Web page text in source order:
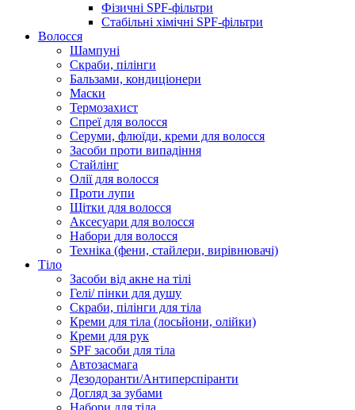
Фізичні SPF-фільтри
Стабільні хімічні SPF-фільтри
Волосся
Шампуні
Скраби, пілінги
Бальзами, кондиціонери
Маски
Термозахист
Спреї для волосся
Серуми, флюїди, креми для волосся
Засоби проти випадіння
Стайлінг
Олії для волосся
Проти лупи
Щітки для волосся
Аксесуари для волосся
Набори для волосся
Техніка (фени, стайлери, вирівнювачі)
Тіло
Засоби від акне на тілі
Гелі/ пінки для душу
Скраби, пілінги для тіла
Креми для тіла (лосьйони, олійки)
Креми для рук
SPF засоби для тіла
Автозасмага
Дезодоранти/Антиперспіранти
Догляд за зубами
Набори для тіла